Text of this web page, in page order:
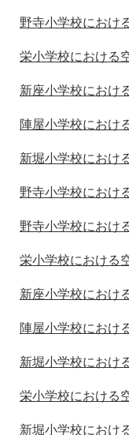
野寺小学校におけ
栄小学校における
新座小学校におけ
陣屋小学校におけ
新堀小学校におけ
野寺小学校におけ
野寺小学校におけ
栄小学校における
新座小学校におけ
陣屋小学校におけ
新堀小学校におけ
栄小学校における
新堀小学校におけ